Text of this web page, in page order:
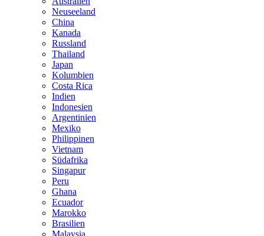
Neuseeland
China
Kanada
Russland
Thailand
Japan
Kolumbien
Costa Rica
Indien
Indonesien
Argentinien
Mexiko
Philippinen
Vietnam
Südafrika
Singapur
Peru
Ghana
Ecuador
Marokko
Brasilien
Malaysia